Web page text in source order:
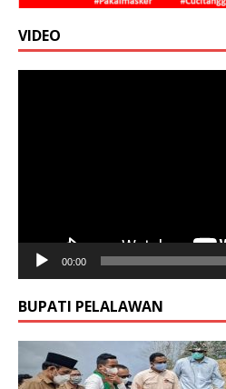
VIDEO
00:00
BUPATI PELALAWAN